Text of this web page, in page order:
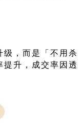
，而是「不用杀
升，成交率因透